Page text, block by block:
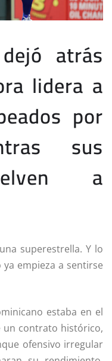
atrás
lidera a
por
sus
a
superestrella. Y lo
empieza a sentirse
estaba en el
un contrato histórico,
ofensivo irregular